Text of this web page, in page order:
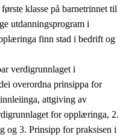
klasse på barnetrinnet til
utdanningsprogram i
finn stad i bedrift og
verdigrunnlaget i
overordna prinsippa for
attgiving av
for opplæringa, 2.
3. Prinsipp for praksisen i